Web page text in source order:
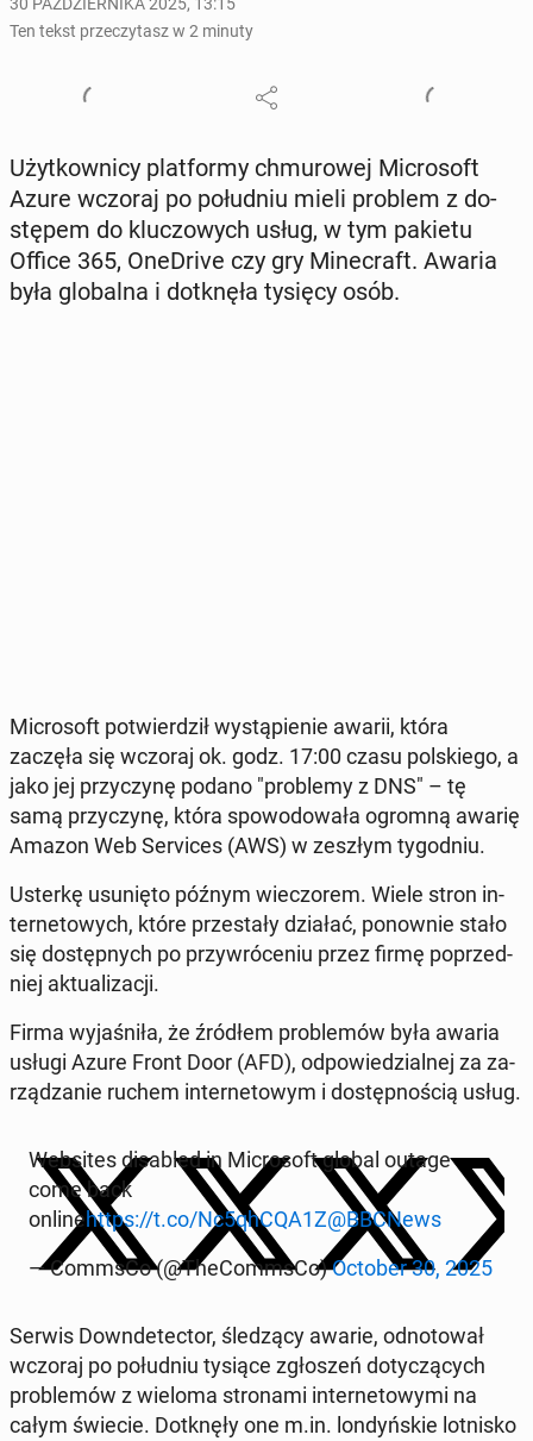
Ten tekst przeczytasz w 2 minuty
Użyt­kow­ni­cy plat­for­my chmu­ro­wej Mi­cro­soft
Azure wczoraj po po­łu­dniu mieli problem z do­
stę­pem do klu­czo­wych usług, w tym pakietu
Office 365, One­Dri­ve czy gry Mi­ne­craft. Awaria
była glo­bal­na i do­tknę­ła tysięcy osób.
Mi­cro­soft po­twier­dził wy­stą­pie­nie awarii, która
zaczęła się wczoraj ok. godz. 17:00 czasu pol­skie­go, a
jako jej przy­czy­nę podano "pro­ble­my z DNS" – tę
samą przy­czy­nę, która spo­wo­do­wa­ła ogromną awarię
Amazon Web Se­rvi­ces (AWS) w zeszłym ty­go­dniu.
Usterkę usu­nię­to późnym wie­czo­rem. Wiele stron in­
ter­ne­to­wych, które prze­sta­ły działać, po­now­nie stało
się do­stęp­nych po przy­wró­ce­niu przez firmę po­przed­
niej ak­tu­ali­za­cji.
Firma wy­ja­śni­ła, że źródłem pro­ble­mów była awaria
usługi Azure Front Door (AFD), od­po­wie­dzial­nej za za­
rzą­dza­nie ruchem in­ter­ne­to­wym i do­stęp­no­ścią usług.
We­bsi­tes di­sa­bled in Mi­cro­soft global outage
come back
onlinehttps://t.co/Nc5qhCQA1Z@BBCNews
— CommsCo (@The­Com­m­sCo)October 30, 2025
Serwis Do­wn­de­tec­tor, śle­dzą­cy awarie, od­no­to­wał
wczoraj po po­łu­dniu tysiące zgło­szeń do­ty­czą­cych
pro­ble­mów z wieloma stro­na­mi in­ter­ne­to­wy­mi na
całym świecie. Do­tknę­ły one m.in. lon­dyń­skie lot­ni­sko